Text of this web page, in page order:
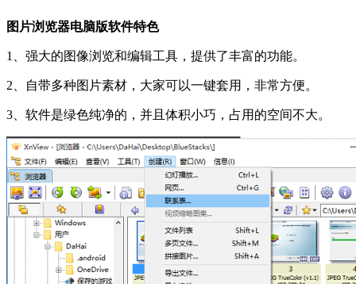
图片浏览器电脑版软件特色
1、强大的图像浏览和编辑工具，提供了丰富的功能。
2、自带多种图片素材，大家可以一键套用，非常方便。
3、软件是绿色纯净的，并且体积小巧，占用的空间不大。